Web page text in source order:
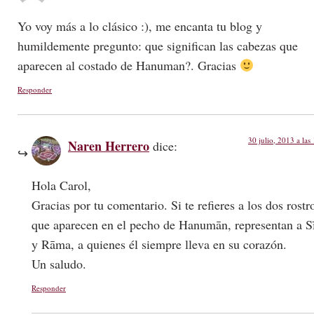
Yo voy más a lo clásico :), me encanta tu blog y
humildemente pregunto: que significan las cabezas que
aparecen al costado de Hanuman?. Gracias
Responder
Naren Herrero dice: 30 julio, 2013 a las
Hola Carol,
Gracias por tu comentario. Si te refieres a los dos
que aparecen en el pecho de Hanumān, representan a
y Rāma, a quienes él siempre lleva en su corazón.
Un saludo.
Responder